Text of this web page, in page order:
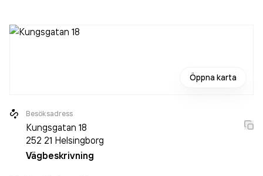
Öppna karta
Besöksadress
Kungsgatan 18
252 21 Helsingborg
Vägbeskrivning